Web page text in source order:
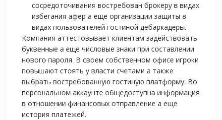
сосредоточивания востребован брокеру в видах
избегания афер а еще организации защиты в
видах пользователей гостиной дебаркадеры.
Компания аттестовывает клиентам задействовать
буквенные а еще числовые знаки при составлении
нового пароля. В своем собственном офисе игроки
повышают стоять у власти счетами а также
выбрать востребованную гостиную платформу. Во
персональном аккаунте общедоступна информация
в отношении финансовых отправление а еще
история платежей.